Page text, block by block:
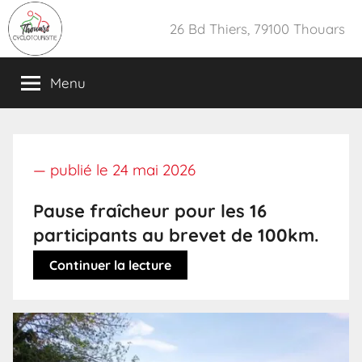
Aller
au
contenu
26 Bd Thiers, 79100 Thouars
Menu
— publié le 24 mai 2026
Pause fraîcheur pour les 16
participants au brevet de 100km.
Continuer la lecture